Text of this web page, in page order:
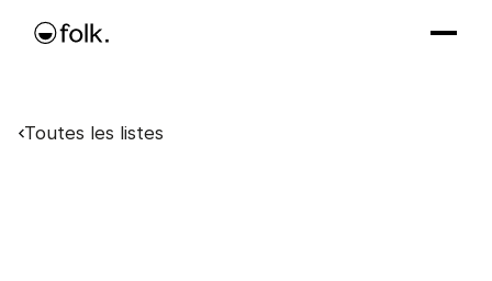
Toutes les listes